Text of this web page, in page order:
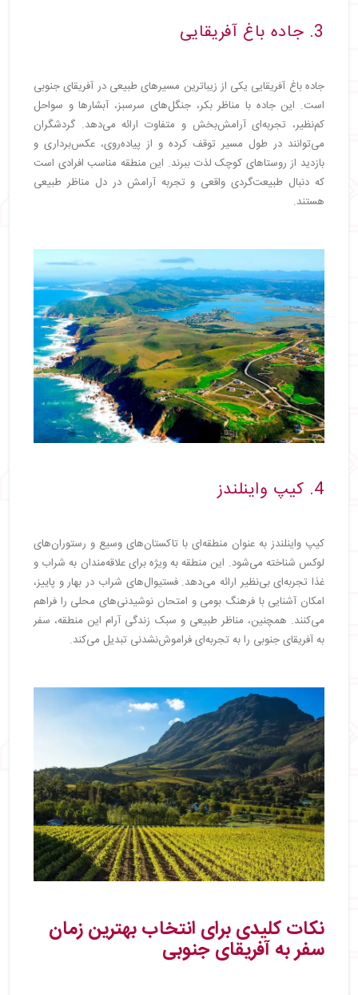
3. جاده باغ آفریقایی
جاده باغ آفریقایی یکی از زیباترین مسیرهای طبیعی در آفریقای جنوبی
است. این جاده با مناظر بکر، جنگل‌های سرسبز، آبشارها و سواحل
کم‌نظیر، تجربه‌ای آرامش‌بخش و متفاوت ارائه می‌دهد. گردشگران
می‌توانند در طول مسیر توقف کرده و از پیاده‌روی، عکس‌برداری و
بازدید از روستاهای کوچک لذت ببرند. این منطقه مناسب افرادی است
که دنبال طبیعت‌گردی واقعی و تجربه آرامش در دل مناظر طبیعی
هستند.
4. کیپ واینلندز
کیپ واینلندز به عنوان منطقه‌ای با تاکستان‌های وسیع و رستوران‌های
لوکس شناخته می‌شود. این منطقه به ویژه برای علاقه‌مندان به شراب و
غذا تجربه‌ای بی‌نظیر ارائه می‌دهد. فستیوال‌های شراب در بهار و پاییز،
امکان آشنایی با فرهنگ بومی و امتحان نوشیدنی‌های محلی را فراهم
می‌کنند. همچنین، مناظر طبیعی و سبک زندگی آرام این منطقه، سفر
به آفریقای جنوبی را به تجربه‌ای فراموش‌نشدنی تبدیل می‌کند.
نکات کلیدی برای انتخاب بهترین زمان
سفر به آفریقای جنوبی